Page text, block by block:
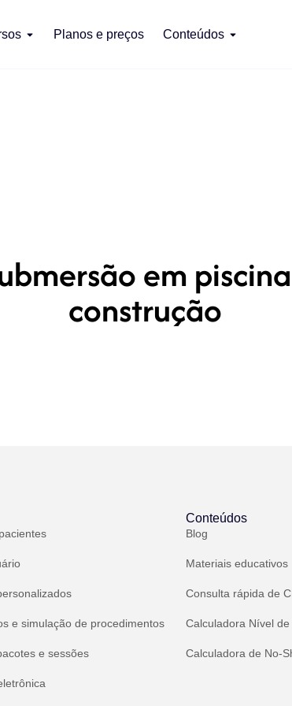
Planos e preços Conteúdos
em
construção
e simulação de procedimentos
e sessões
Conteúdos
Blog
Materiais educativos
Consulta rápida de
Calculadora Nível
Calculadora de No-